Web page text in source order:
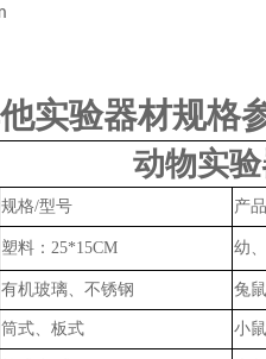
实验器材规格
动物实
规格/型号 产
塑料： 25*15CM 幼
有机玻璃、不锈钢 兔鼠
筒式、板式 小